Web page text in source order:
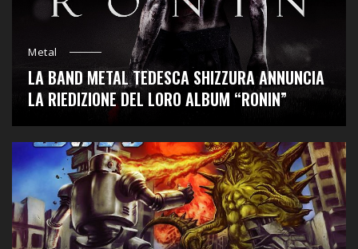
Metal
LA BAND METAL TEDESCA SHIZZURA ANNUNCIA
LA RIEDIZIONE DEL LORO ALBUM “RONIN”